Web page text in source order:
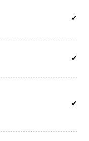
✔
✔
✔